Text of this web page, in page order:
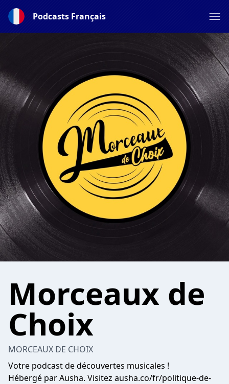
Podcasts Français
Morceaux de
Choix
MORCEAUX DE CHOIX
Votre podcast de découvertes musicales !
Hébergé par Ausha. Visitez ausha.co/fr/politique-de-